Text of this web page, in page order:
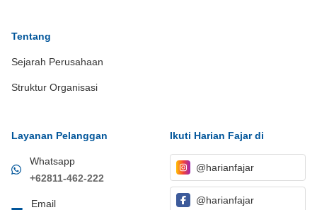
Tentang
Sejarah Perusahaan
Struktur Organisasi
Layanan Pelanggan
Whatsapp
+62811-462-222
Email
Ikuti Harian Fajar di
@harianfajar
@harianfajar